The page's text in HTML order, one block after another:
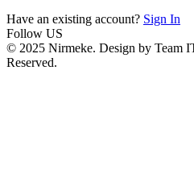
Have an existing account? Sign In
Follow US
© 2025 Nirmeke. Design by Team
Reserved.